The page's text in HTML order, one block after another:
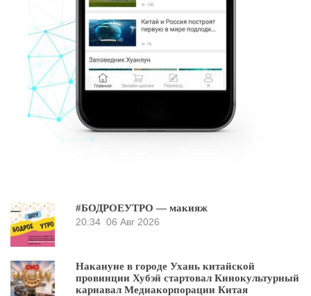
#БОДРОЕУТРО — макияж
20:34 06 Авг 2026
Накануне в городе Ухань китайской
провинции Хубэй стартовал Кинокультурный
карнавал Медиакорпорации Китая